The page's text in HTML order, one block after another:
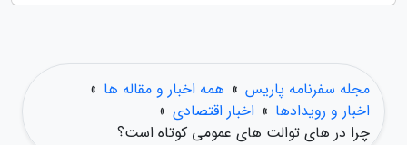
مجله سفرنامه پاریس » همه اخبار و مقاله ها »
اخبار و رویدادها » اخبار اقتصادی »
چرا در های توالت های عمومی کوتاه است؟